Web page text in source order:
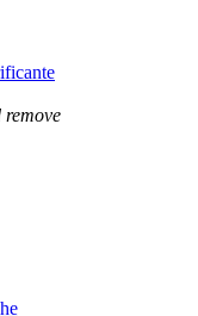
remove